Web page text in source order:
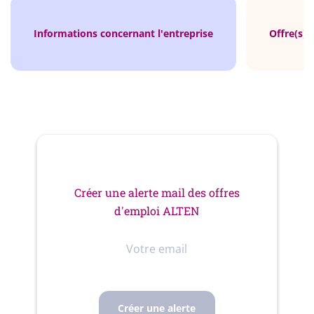
Informations concernant l'entreprise Offre(s)
Créer une alerte mail des offres
d'emploi ALTEN